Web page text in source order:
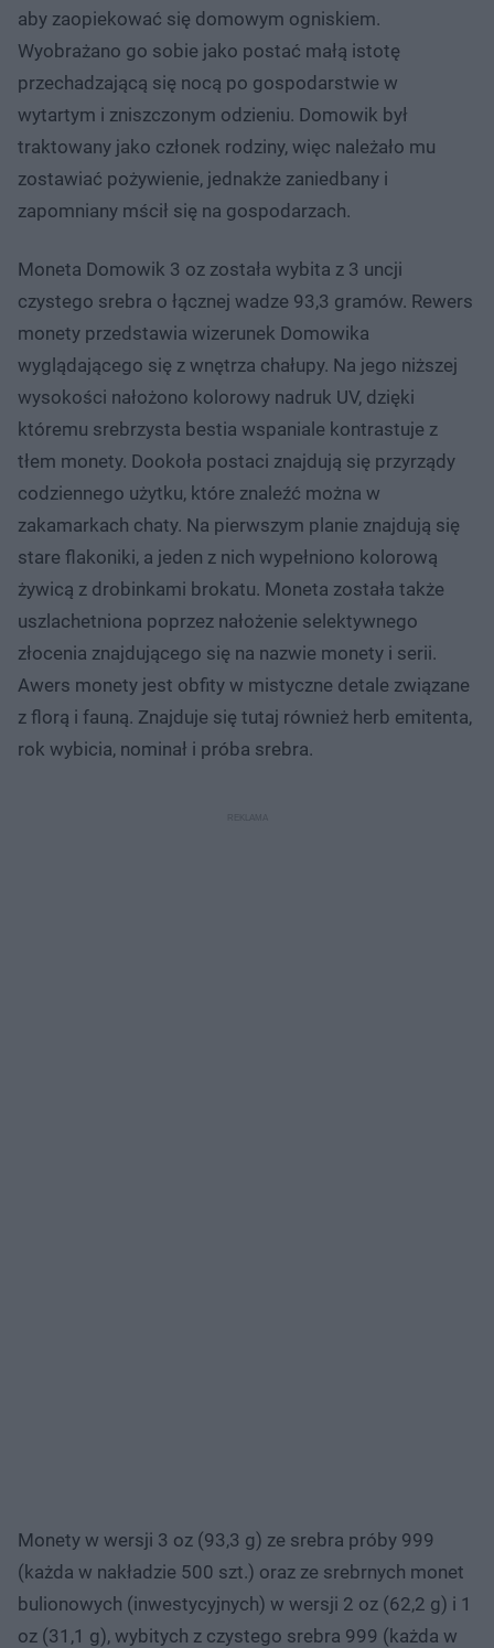
aby zaopiekować się domowym ogniskiem.
Wyobrażano go sobie jako postać małą istotę
przechadzającą się nocą po gospodarstwie w
wytartym i zniszczonym odzieniu. Domowik był
traktowany jako członek rodziny, więc należało mu
zostawiać pożywienie, jednakże zaniedbany i
zapomniany mścił się na gospodarzach.
Moneta Domowik 3 oz została wybita z 3 uncji
czystego srebra o łącznej wadze 93,3 gramów. Rewers
monety przedstawia wizerunek Domowika
wyglądającego się z wnętrza chałupy. Na jego niższej
wysokości nałożono kolorowy nadruk UV, dzięki
któremu srebrzysta bestia wspaniale kontrastuje z
tłem monety. Dookoła postaci znajdują się przyrządy
codziennego użytku, które znaleźć można w
zakamarkach chaty. Na pierwszym planie znajdują się
stare flakoniki, a jeden z nich wypełniono kolorową
żywicą z drobinkami brokatu. Moneta została także
uszlachetniona poprzez nałożenie selektywnego
złocenia znajdującego się na nazwie monety i serii.
Awers monety jest obfity w mistyczne detale związane
z florą i fauną. Znajduje się tutaj również herb emitenta,
rok wybicia, nominał i próba srebra.
Monety w wersji 3 oz (93,3 g) ze srebra próby 999
(każda w nakładzie 500 szt.) oraz ze srebrnych monet
bulionowych (inwestycyjnych) w wersji 2 oz (62,2 g) i 1
oz (31,1 g), wybitych z czystego srebra 999 (każda w